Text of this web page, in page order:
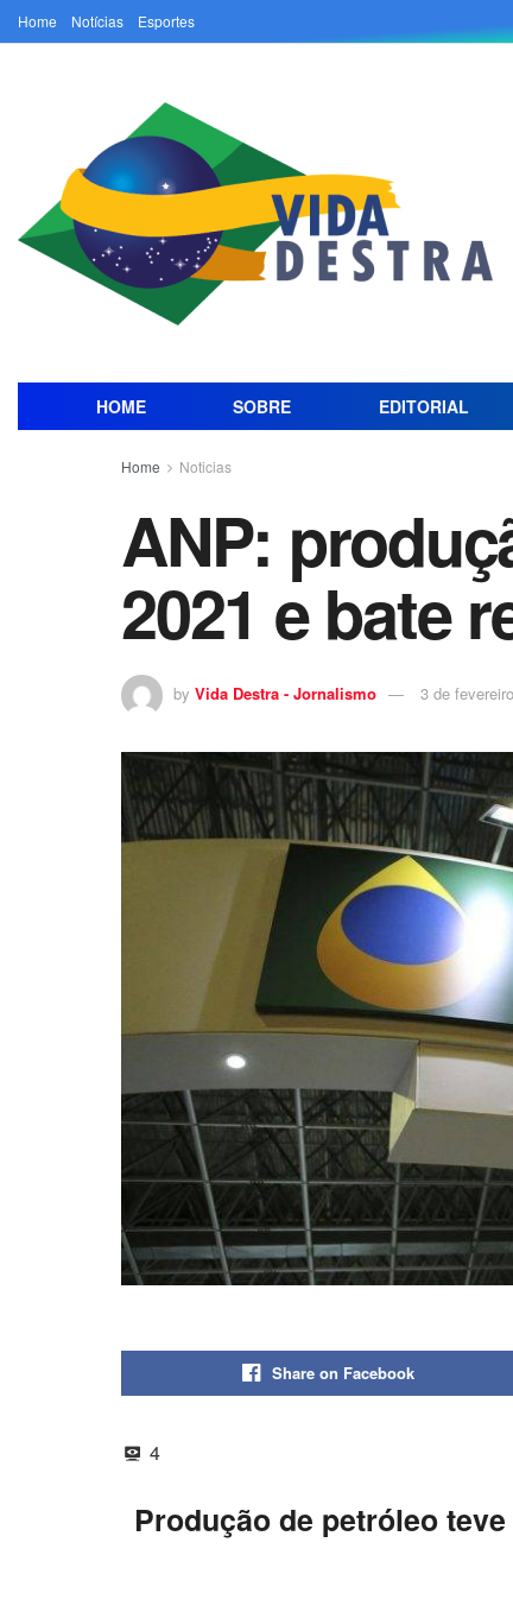
Home Notícias Esportes
HOME SOBRE EDITORIAL
Home Noticias
ANP:
2021 e bate
by Vida Destra - Jornalismo 3 de
Share on Facebook
4
Produção de petróleo